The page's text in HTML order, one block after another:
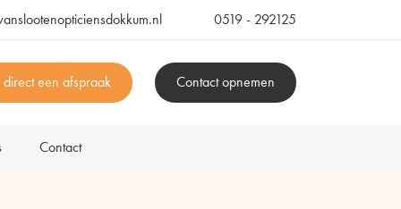
0519 - 292125
direct een afspraak Contact opnemen
Contact